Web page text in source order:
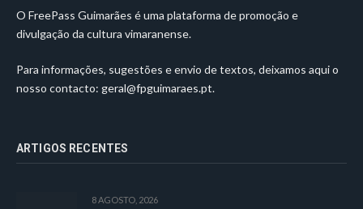
O FreePass Guimarães é uma plataforma de promoção e
divulgação da cultura vimaranense.
Para informações, sugestões e envio de textos, deixamos aqui o
nosso contacto: geral@fpguimaraes.pt.
ARTIGOS RECENTES
8 AGOSTO, 2026